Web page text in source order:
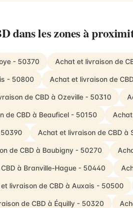
dans les zones à
- 50370 Achat et livraison de
- 50800 Achat et livraison de
de CBD à Ozeville - 50310
de CBD à Beauficel - 50150
Achat et livraison de CBD
de CBD à Baubigny - 50270
à Branville-Hague - 50440
livraison de CBD à Auxais - 50500
de CBD à Équilly - 50320